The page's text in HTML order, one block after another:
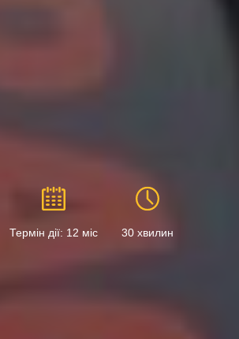
Термін дії: 12 міс 30 хвилин